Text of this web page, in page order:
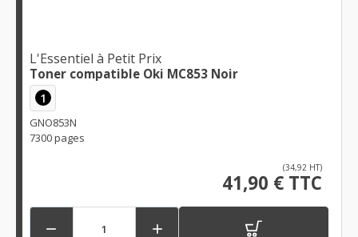
L'Essentiel à Petit Prix
Toner compatible Oki MC853 Noir
1
GNO853N
7300 pages
(34,92 HT)
41,90 € TTC
 